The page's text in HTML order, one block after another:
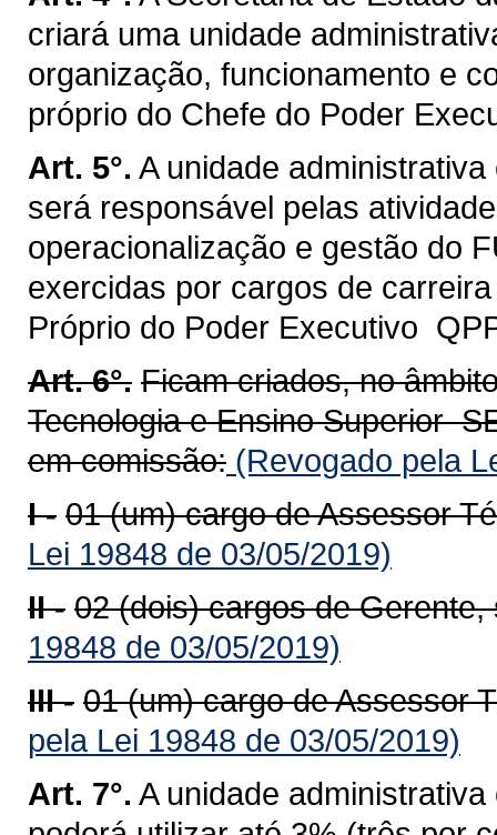
criará uma unidade
organização, funcionamento e
próprio do Chefe do Poder
Art. 5°. A unidade
será responsável pelas
operacionalização e gestão do
exercidas por cargos de
Próprio do Poder Executivo 
Art. 6°. Ficam criados, no
Tecnologia e Ensino Superior 
em comissão: (Revogado pela
I - 01 (um) cargo de Assessor
Lei 19848 de 03/05/2019)
II - 02 (dois) cargos de
19848 de 03/05/2019)
III - 01 (um) cargo de Assessor
pela Lei 19848 de 03/05/2019)
Art. 7°. A unidade